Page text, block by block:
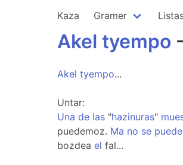
Kaza Gramer
Akel tyempo
Akel tyempo...
Untar:
Una de las "hazinuras"
puedemoz. Ma no se puede
bozdea el fal...